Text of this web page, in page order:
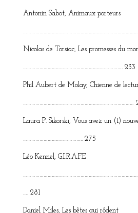
Antonin Sabot, Animaux porteurs
Nicolas de Torsiac, Les promesses du
………………………………………………………………. 233
Phil Aubert de Molay, Chienne de
………………………………………………………………………
Laura P. Sikorski, Vous avez un (1)
…………………………………….. 275
Léo Kennel, G.I.R.A.F.E
…. 281
Daniel Miles, Les bêtes qui rôdent